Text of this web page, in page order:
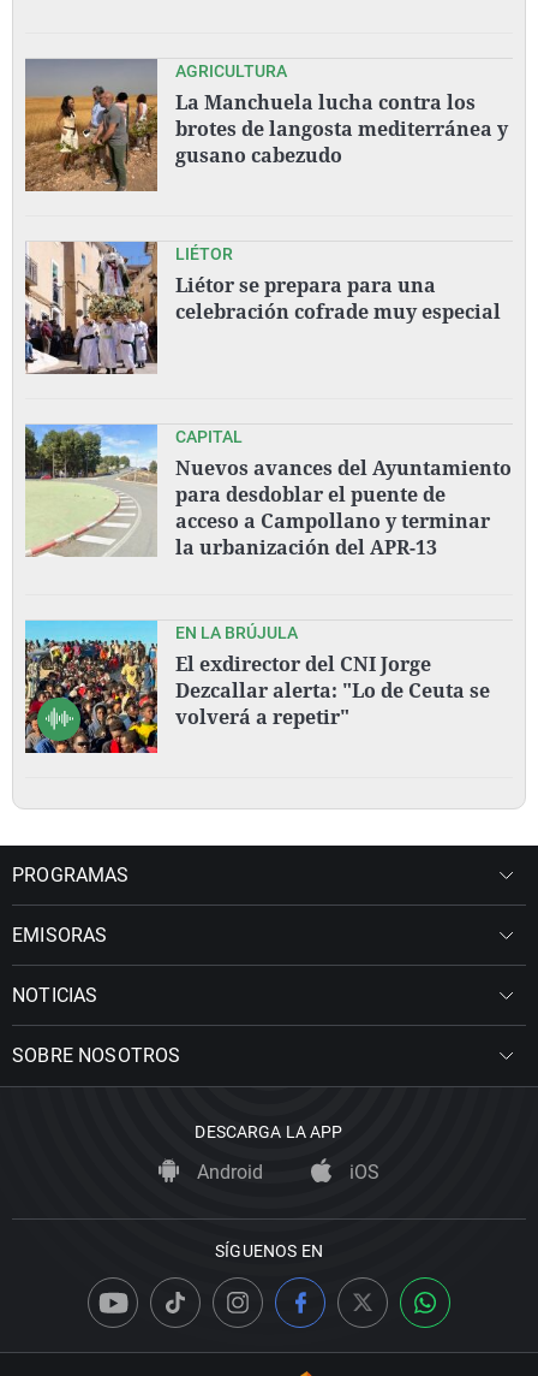
AGRICULTURA
La Manchuela lucha contra los
brotes de langosta mediterránea y
gusano cabezudo
LIÉTOR
Liétor se prepara para una
celebración cofrade muy especial
CAPITAL
Nuevos avances del Ayuntamiento
para desdoblar el puente de
acceso a Campollano y terminar
la urbanización del APR-13
EN LA BRÚJULA
El exdirector del CNI Jorge
Dezcallar alerta: "Lo de Ceuta se
volverá a repetir"
PROGRAMAS
EMISORAS
NOTICIAS
SOBRE NOSOTROS
DESCARGA LA APP
Android iOS
SÍGUENOS EN